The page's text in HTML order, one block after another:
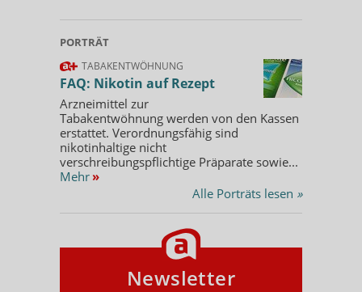
PORTRÄT
TABAKENTWÖHNUNG
FAQ: Nikotin auf Rezept
Arzneimittel zur
Tabakentwöhnung werden von den Kassen
erstattet. Verordnungsfähig sind
nikotinhaltige nicht
verschreibungspflichtige Präparate sowie...
Mehr »
Alle Porträts lesen »
Newsletter